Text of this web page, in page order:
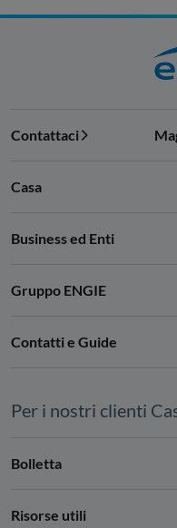
Contattaci
Casa
Business ed Enti
Gruppo ENGIE
Contatti e Guide
Per i nostri clienti
Bolletta
Risorse utili